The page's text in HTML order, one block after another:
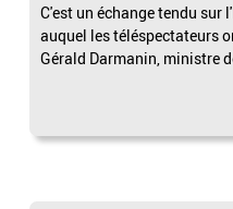
C'est un échange tendu sur
auquel les téléspectateurs
Gérald Darmanin, ministre